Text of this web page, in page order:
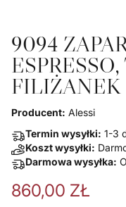
9094
FILIŻANEK
Producent: Alessi
Termin wysyłki: 1-3
Koszt wysyłki:
Darmowa wysyłka:
860,00 ZŁ